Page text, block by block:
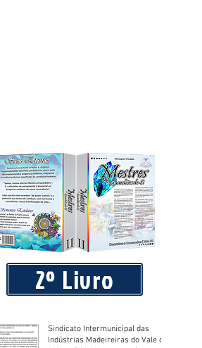
2º Livro
Sindicato Intermunicipal das
Indústrias Madeireiras do Vale do